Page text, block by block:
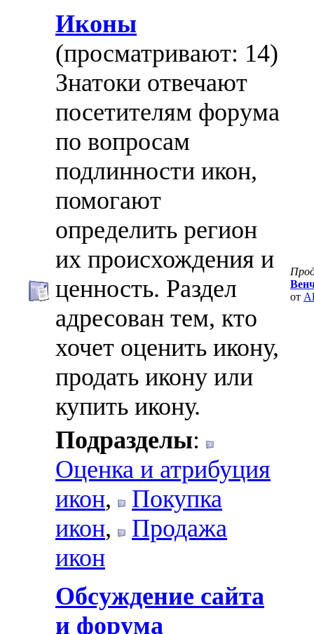
Иконы
(просматривают: 14)
Знатоки отвечают
посетителям форума
по вопросам
подлинности икон,
помогают
определить регион
их происхождения и
ценность. Раздел
адресован тем, кто
хочет оценить икону,
продать икону или
купить икону.
Подразделы:
Оценка и атрибуция
икон,
Покупка
икон,
Продажа
икон
от
Обсуждение сайта
и форума